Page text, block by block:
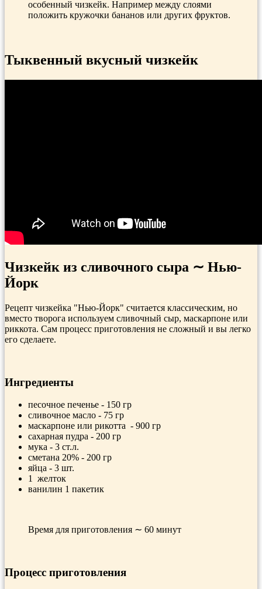
особенный чизкейк. Например между слоями
положить кружочки бананов или других фруктов.
Тыквенный вкусный чизкейк
Чизкейк из сливочного сыра ∼ Нью-
Йорк
Рецепт чизкейка "Нью-Йорк" считается классическим, но
вместо творога используем сливочный сыр, маскарпоне или
риккота. Сам процесс приготовления не сложный и вы легко
его сделаете.
Ингредиенты
песочное печенье - 150 гр
сливочное масло - 75 гр
маскарпоне или рикотта - 900 гр
сахарная пудра - 200 гр
мука - 3 ст.л.
сметана 20% - 200 гр
яйца - 3 шт.
1 желток
ванилин 1 пакетик
Время для приготовления ∼ 60 минут
Процесс приготовления